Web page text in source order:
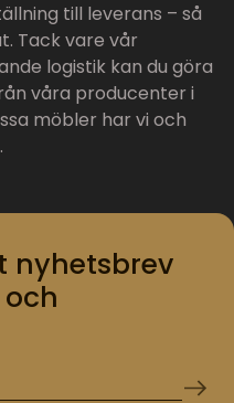
till leverans – så
Tack vare vår
logistik kan du göra
våra producenter i
möbler har vi och
nyhetsbrev